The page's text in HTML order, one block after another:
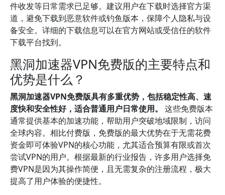
件收发等日常需求已足够。建议用户在下载时选择官方渠
道，避免下载到恶意软件或钓鱼版本，保障个人隐私与设
备安全。详细的下载信息可以在官方网站或受信任的软件
下载平台找到。
黑洞加速器VPN免费版的主要特点和
优势是什么？
黑洞加速器VPN免费版具有多重优势，包括稳定性高、速
度快和安全性好，适合普通用户日常使用。
这些免费版本
通常提供基本的加速功能，帮助用户突破地域限制，访问
全球内容。相比付费版，免费版的最大优势在于无需花费
资金即可体验VPN的核心功能，尤其适合预算有限或首次
尝试VPN的用户。根据最新的行业报告，许多用户选择免
费VPN是因为其操作简便，且无需复杂的注册流程，极大
提高了用户体验的便捷性。